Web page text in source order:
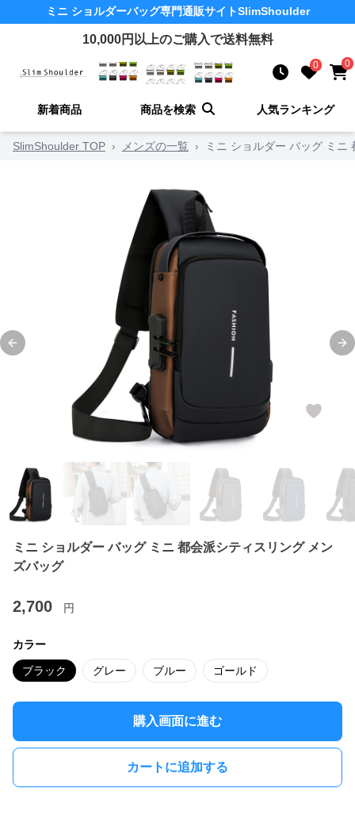
ミニ ショルダーバッグ専門通販サイトSlimShoulder
10,000円以上のご購入で送料無料
0 0
新着商品 商品を検索 人気ランキング
SlimShoulder TOP › メンズの一覧 › ミニ ショルダー バッグ ミニ
Previous slide
ミニ ショルダー バッグ ミニ 都会派シティスリング メン
ズバッグ
2,700 円
カラー
ブラック グレー ブルー ゴールド
購入画面に進む
カートに追加する